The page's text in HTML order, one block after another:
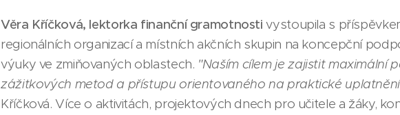
Věra Kříčková, lektorka finanční gramotnostivystoupila s
regionálních organizací a místních akčních skupin na koncepční
výuky ve zmiňovaných oblastech. "Naším cílem je zajistit maximální
zážitkových metod a přístupu orientovaného na praktické
Kříčková. Více o aktivitách, projektových dnech pro učitele a žáky,